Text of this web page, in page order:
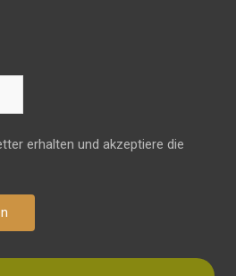
erhalten und akzeptiere die